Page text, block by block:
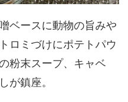
ベースに動物の旨みや
ロミづけにポテトパウ
粉末スープ、キャベ
が鎮座。